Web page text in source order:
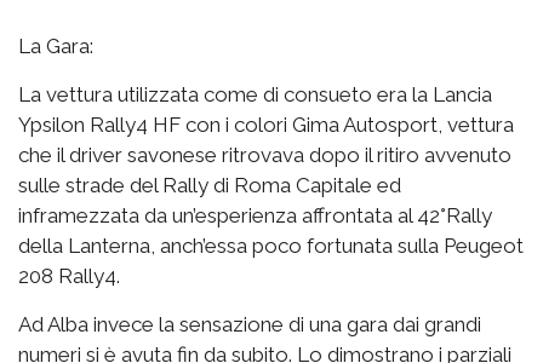
La Gara:
La vettura utilizzata come di consueto era la Lancia
Ypsilon Rally4 HF con i colori Gima Autosport, vettura
che il driver savonese ritrovava dopo il ritiro avvenuto
sulle strade del Rally di Roma Capitale ed
inframezzata da un’esperienza affrontata al 42°Rally
della Lanterna, anch’essa poco fortunata sulla Peugeot
208 Rally4.
Ad Alba invece la sensazione di una gara dai grandi
numeri si è avuta fin da subito. Lo dimostrano i parziali